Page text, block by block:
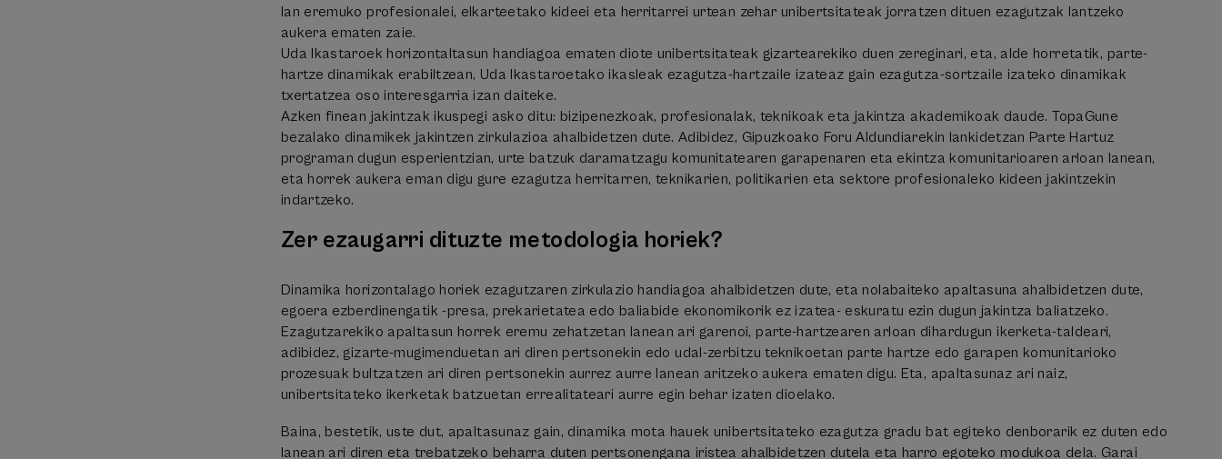
lan eremuko profesionalei, elkarteetako kideei eta herritarrei urtean zehar unibertsitateak jorratzen dituen ezagutzak lantzeko
aukera ematen zaie.
Uda Ikastaroek horizontaltasun handiagoa ematen diote unibertsitateak gizartearekiko duen zereginari, eta, alde horretatik, parte-
hartze dinamikak erabiltzean, Uda Ikastaroetako ikasleak ezagutza-hartzaile izateaz gain ezagutza-sortzaile izateko dinamikak
txertatzea oso interesgarria izan daiteke.
Azken finean jakintzak ikuspegi asko ditu: bizipenezkoak, profesionalak, teknikoak eta jakintza akademikoak daude. TopaGune
bezalako dinamikek jakintzen zirkulazioa ahalbidetzen dute. Adibidez, Gipuzkoako Foru Aldundiarekin lankidetzan Parte Hartuz
programan dugun esperientzian, urte batzuk daramatzagu komunitatearen garapenaren eta ekintza komunitarioaren arloan lanean,
eta horrek aukera eman digu gure ezagutza herritarren, teknikarien, politikarien eta sektore profesionaleko kideen jakintzekin
indartzeko.
Zer ezaugarri dituzte metodologia horiek?
Dinamika horizontalago horiek ezagutzaren zirkulazio handiagoa ahalbidetzen dute, eta nolabaiteko apaltasuna ahalbidetzen dute,
egoera ezberdinengatik -presa, prekarietatea edo baliabide ekonomikorik ez izatea- eskuratu ezin dugun jakintza baliatzeko.
Ezagutzarekiko apaltasun horrek eremu zehatzetan lanean ari garenoi, parte-hartzearen arloan dihardugun ikerketa-taldeari,
adibidez, gizarte-mugimenduetan ari diren pertsonekin edo udal-zerbitzu teknikoetan parte hartze edo garapen komunitarioko
prozesuak bultzatzen ari diren pertsonekin aurrez aurre lanean aritzeko aukera ematen digu. Eta, apaltasunaz ari naiz,
unibertsitateko ikerketak batzuetan errealitateari aurre egin behar izaten dioelako.
Baina, bestetik, uste dut, apaltasunaz gain, dinamika mota hauek unibertsitateko ezagutza gradu bat egiteko denborarik ez duten edo
lanean ari diren eta trebatzeko beharra duten pertsonengana iristea ahalbidetzen dutela eta harro egoteko modukoa dela. Garai